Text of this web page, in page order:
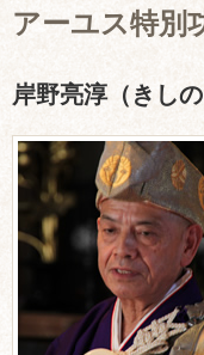
アーユス特別
岸野亮淳（きし